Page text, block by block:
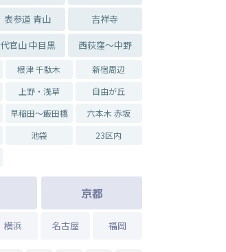
表参道 青山
吉祥寺
代官山 中目黒
西荻窪～中野
根津 千駄木
新宿周辺
上野・浅草
自由が丘
早稲田～飯田橋
六本木 赤坂
池袋
23区内
京都
横浜 名古屋 福岡